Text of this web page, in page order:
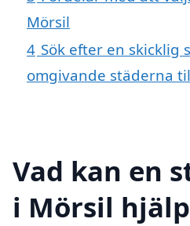
Mörsil
4 Sök efter en skicklig
omgivande städerna
Vad kan en
i Mörsil